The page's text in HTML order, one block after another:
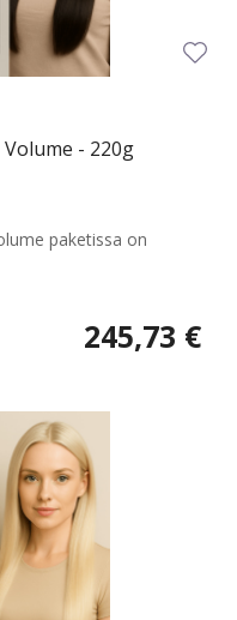
- 220g
paketissa on
245,73 €